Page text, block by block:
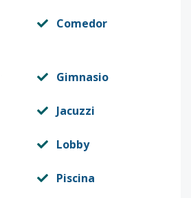
Comedor
Gimnasio
Jacuzzi
Lobby
Piscina